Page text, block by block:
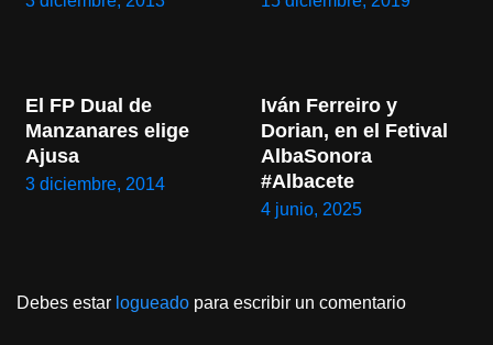
El FP Dual de
Manzanares elige
Ajusa
3 diciembre, 2014
Iván Ferreiro y
Dorian, en el Fetival
AlbaSonora
#Albacete
4 junio, 2025
Debes estar logueado para escribir un comentario